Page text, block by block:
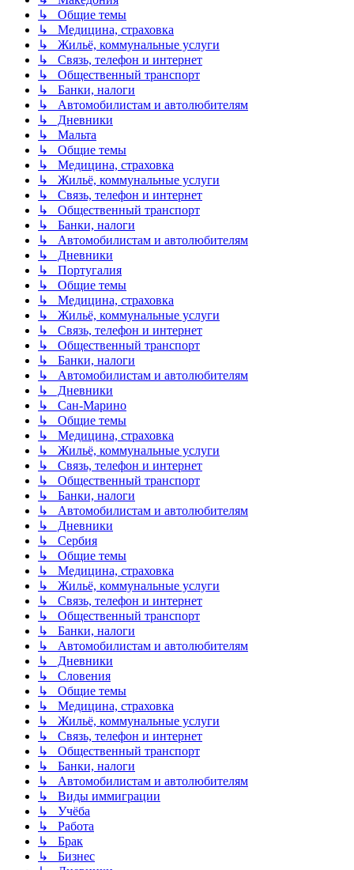
↳ Общие темы
↳ Медицина, страховка
↳ Жильё, коммунальные услуги
↳ Связь, телефон и интернет
↳ Общественный транспорт
↳ Банки, налоги
↳ Автомобилистам и автолюбителям
↳ Дневники
↳ Мальта
↳ Общие темы
↳ Медицина, страховка
↳ Жильё, коммунальные услуги
↳ Связь, телефон и интернет
↳ Общественный транспорт
↳ Банки, налоги
↳ Автомобилистам и автолюбителям
↳ Дневники
↳ Португалия
↳ Общие темы
↳ Медицина, страховка
↳ Жильё, коммунальные услуги
↳ Связь, телефон и интернет
↳ Общественный транспорт
↳ Банки, налоги
↳ Автомобилистам и автолюбителям
↳ Дневники
↳ Сан-Марино
↳ Общие темы
↳ Медицина, страховка
↳ Жильё, коммунальные услуги
↳ Связь, телефон и интернет
↳ Общественный транспорт
↳ Банки, налоги
↳ Автомобилистам и автолюбителям
↳ Дневники
↳ Сербия
↳ Общие темы
↳ Медицина, страховка
↳ Жильё, коммунальные услуги
↳ Связь, телефон и интернет
↳ Общественный транспорт
↳ Банки, налоги
↳ Автомобилистам и автолюбителям
↳ Дневники
↳ Словения
↳ Общие темы
↳ Медицина, страховка
↳ Жильё, коммунальные услуги
↳ Связь, телефон и интернет
↳ Общественный транспорт
↳ Банки, налоги
↳ Автомобилистам и автолюбителям
↳ Виды иммиграции
↳ Учёба
↳ Работа
↳ Брак
↳ Бизнес